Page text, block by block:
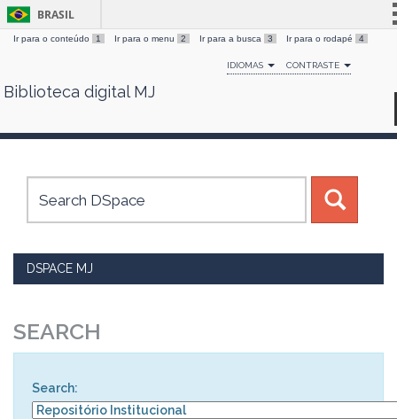
Skip
BRASIL
Simplifique!
Comunica BR
Canais
Ir para o conteúdo 1 Ir para o menu 2 Ir para a busca 3 Ir para o rodapé 4
IDIOMAS CONTRASTE
Biblioteca digital MJ
DSPACE MJ
SEARCH
Search: